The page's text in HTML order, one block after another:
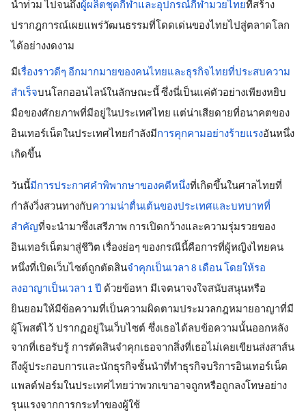
น้ำท่วม ไปจนถึงผู้ผลิตชุดกีฬาและอุปกรณ์กีฬามวยไทยที่สร้าง
ปรากฎการณ์เผยแพร่วัฒนธรรมที่โดดเด่นของไทยไปสู่ตลาดโลก
ได้อย่างงดงาม
มีเรื่องราวดีๆ อีกมากมายของคนไทยและธุรกิจไทยที่ประสบความ
สำเร็จบนโลกออนไลน์ในลักษณะนี้ ซึ่งนี่เป็นแค่ตัวอย่างเพียงหยิบ
มือของศักยภาพที่มีอยู่ในประเทศไทย แต่น่าเสียดายที่อนาคตของ
อินเทอร์เน็ตในประเทศไทยกำลังมีการคุกคามอย่างร้ายแรงอันหนึ่ง
เกิดขึ้น
วันนี้มีการประกาศคำพิพากษาของคดีหนึ่งที่เกิดขึ้นในศาลไทยที่
กำลังวิ่งสวนทางกับความน่าตื่นเต้นของประเทศและบทบาทที่
สำคัญที่จะนำมาซึ่งเสรีภาพ การเปิดกว้างและความรุ่มรวยของ
อินเทอร์เน็ตมาสู่ชีวิต เรื่องย่อๆ ของกรณีนี้คือการที่ผู้หญิงไทยคน
หนึ่งที่เปิดเว็บไซต์ถูกตัดสินจำคุกเป็นเวลา 8 เดือน โดยให้รอ
ลงอาญาเป็นเวลา 1 ปี ด้วยข้อหา มีเจตนาจงใจสนับสนุนหรือ
ยินยอมให้มีข้อความที่เป็นความผิดตามประมวลกฎหมายอาญาที่มี
ผู้โพสต์ไว้ ปรากฏอยู่ในเว็บไซต์ ซึ่งเธอได้ลบข้อความนั้นออกหลัง
จากที่เธอรับรู้ การตัดสินจำคุกเธอจากสิ่งที่เธอไม่เคยเขียนส่งสาส์น
ถึงผู้ประกอบการและนักธุรกิจชั้นนำที่ทำธุรกิจบริการอินเทอร์เน็ต
แพลต์ฟอร์มในประเทศไทยว่าพวกเขาอาจถูกหรือถูกลงโทษอย่าง
รุนแรงจากการกระทำของผู้ใช้